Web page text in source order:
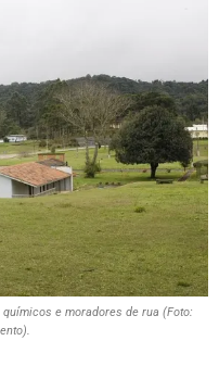
e moradores de rua (Foto: